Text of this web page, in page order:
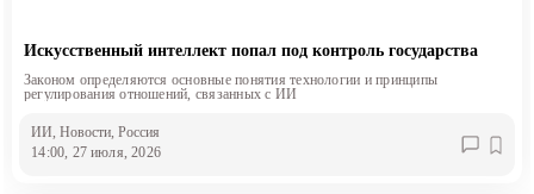
Искусственный интеллект попал под контроль государства
Законом определяются основные понятия технологии и принципы
регулирования отношений, связанных с ИИ
ИИ , Новости , Россия
14:00, 27 июля, 2026